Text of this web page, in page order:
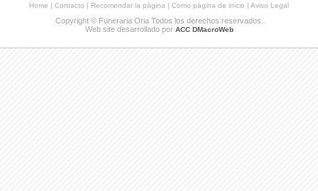
Home | Contacto | Recomendar la página | Como página de inicio | Aviso Legal
Copyright © Funeraria Oria Todos los derechos reservados.
Web site desarrollado por ACC DMacroWeb